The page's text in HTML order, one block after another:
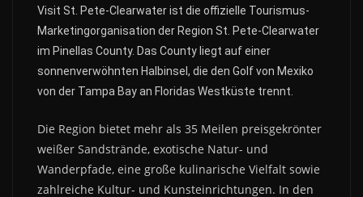
Visit St. Pete-Clearwater ist die offizielle Tourismus-
Marketingorganisation der Region St. Pete-Clearwater
im Pinellas County. Das County liegt auf einer
sonnenverwöhnten Halbinsel, die den Golf von Mexiko
von der Tampa Bay an Floridas Westküste trennt.
Die Region bietet mehr als 35 Meilen preisgekrönter
weißer Sandstrände, exotische Natur- und
Wanderpfade, eine große kulinarische Vielfalt sowie
zahlreiche Kultur- und Kunsteinrichtungen. In den